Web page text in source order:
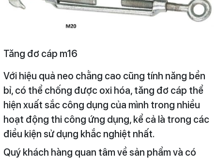
Tăng đơ cáp m16
Với hiệu quả neo chằng cao cũng tính năng bền
bỉ, có thể chống được oxi hóa, tăng đơ cáp thể
hiện xuất sắc công dụng của mình trong nhiều
hoạt động thi công ứng dụng, kể cả là trong các
điều kiện sử dụng khắc nghiệt nhất.
Quý khách hàng quan tâm về sản phẩm và có